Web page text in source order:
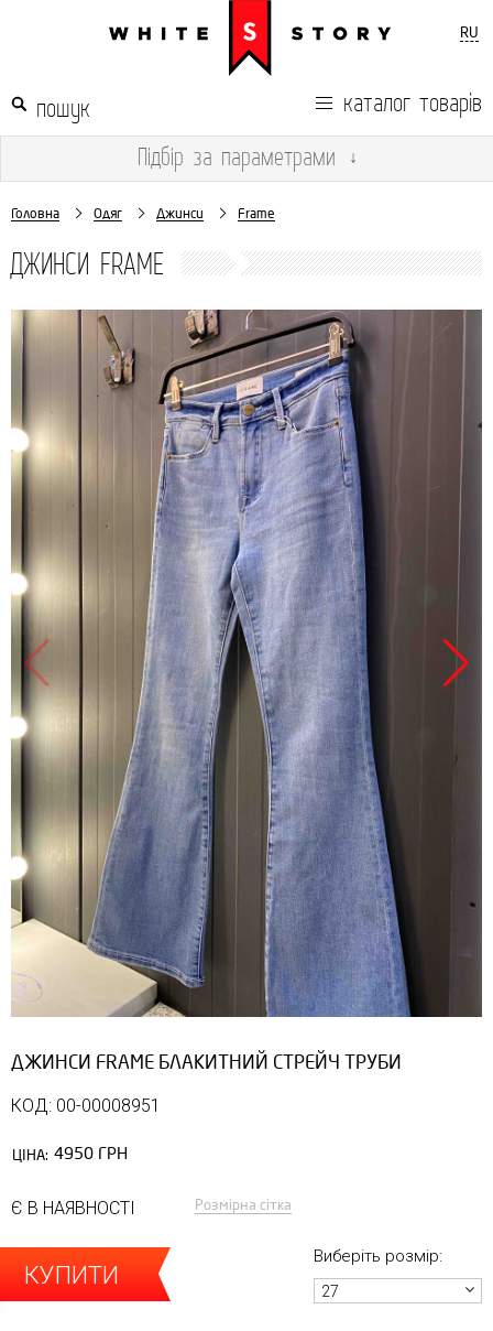
RU
каталог товарів
Підбір за параметрами ↓
Головна Одяг Джинси Frame
ДЖИНСИ FRAME
ДЖИНСИ FRAME БЛАКИТНИЙ СТРЕЙЧ ТРУБИ
КОД: 00-00008951
ЦІНА: 4950 ГРН
Є В НАЯВНОСТІ Розмірна сітка
КУПИТИ
Виберіть розмір:
27